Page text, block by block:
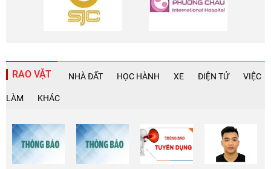
RAO VẶT NHÀ ĐẤT HỌC HÀNH XE ĐIỆN TỬ VIỆC
LÀM KHÁC